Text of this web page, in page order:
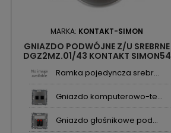
MARKA: KONTAKT-SIMON
GNIAZDO PODWÓJNE Z/U SREBRNE
DGZ2MZ.01/43 KONTAKT SIMON54
Ramka pojedyncza srebr...
Gniazdo komputerowo-te...
Gniazdo głośnikowe pod...